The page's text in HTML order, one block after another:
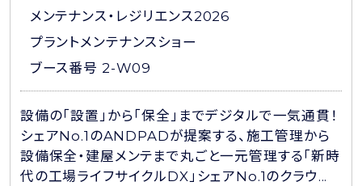
メンテナンス・レジリエンス2026
プラントメンテナンスショー
ブース番号 2-W09
設備の「設置」から「保全」までデジタルで一気通貫！
シェアNo.1のANDPADが提案する、施工管理から
設備保全・建屋メンテまで丸ごと一元管理する「新時
代の工場ライフサイクルDX」シェアNo.1のクラウ...